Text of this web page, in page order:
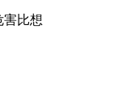
害比想